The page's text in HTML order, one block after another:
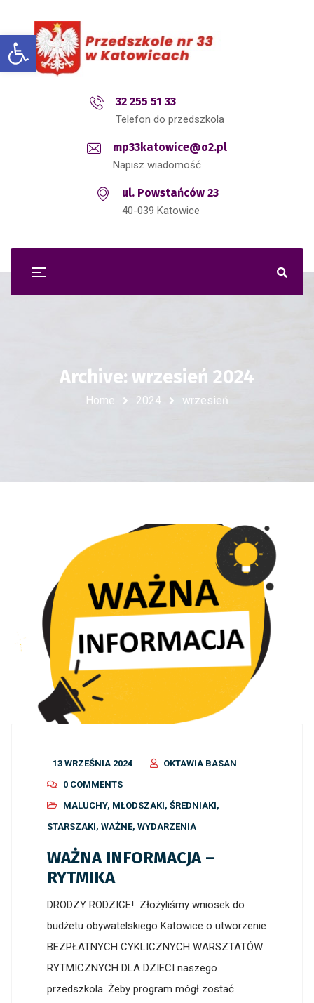
Open toolbar
32 255 51 33
Telefon do przedszkola
mp33katowice@o2.pl
Napisz wiadomość
ul. Powstańców 23
40-039 Katowice
Archive: wrzesień 2024
Home 2024 wrzesień
13 WRZEŚNIA 2024
OKTAWIA BASAN
0 COMMENTS
MALUCHY, MŁODSZAKI, ŚREDNIAKI,
STARSZAKI, WAŻNE, WYDARZENIA
WAŻNA INFORMACJA –
RYTMIKA
DRODZY RODZICE! Złożyliśmy wniosek do
budżetu obywatelskiego Katowice o utworzenie
BEZPŁATNYCH CYKLICZNYCH WARSZTATÓW
RYTMICZNYCH DLA DZIECI naszego
przedszkola. Żeby program mógł zostać